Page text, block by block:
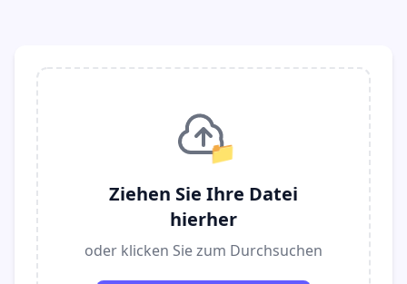
📁
Ziehen Sie Ihre Datei
hierher
oder klicken Sie zum Durchsuchen